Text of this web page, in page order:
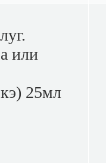
или
25мл